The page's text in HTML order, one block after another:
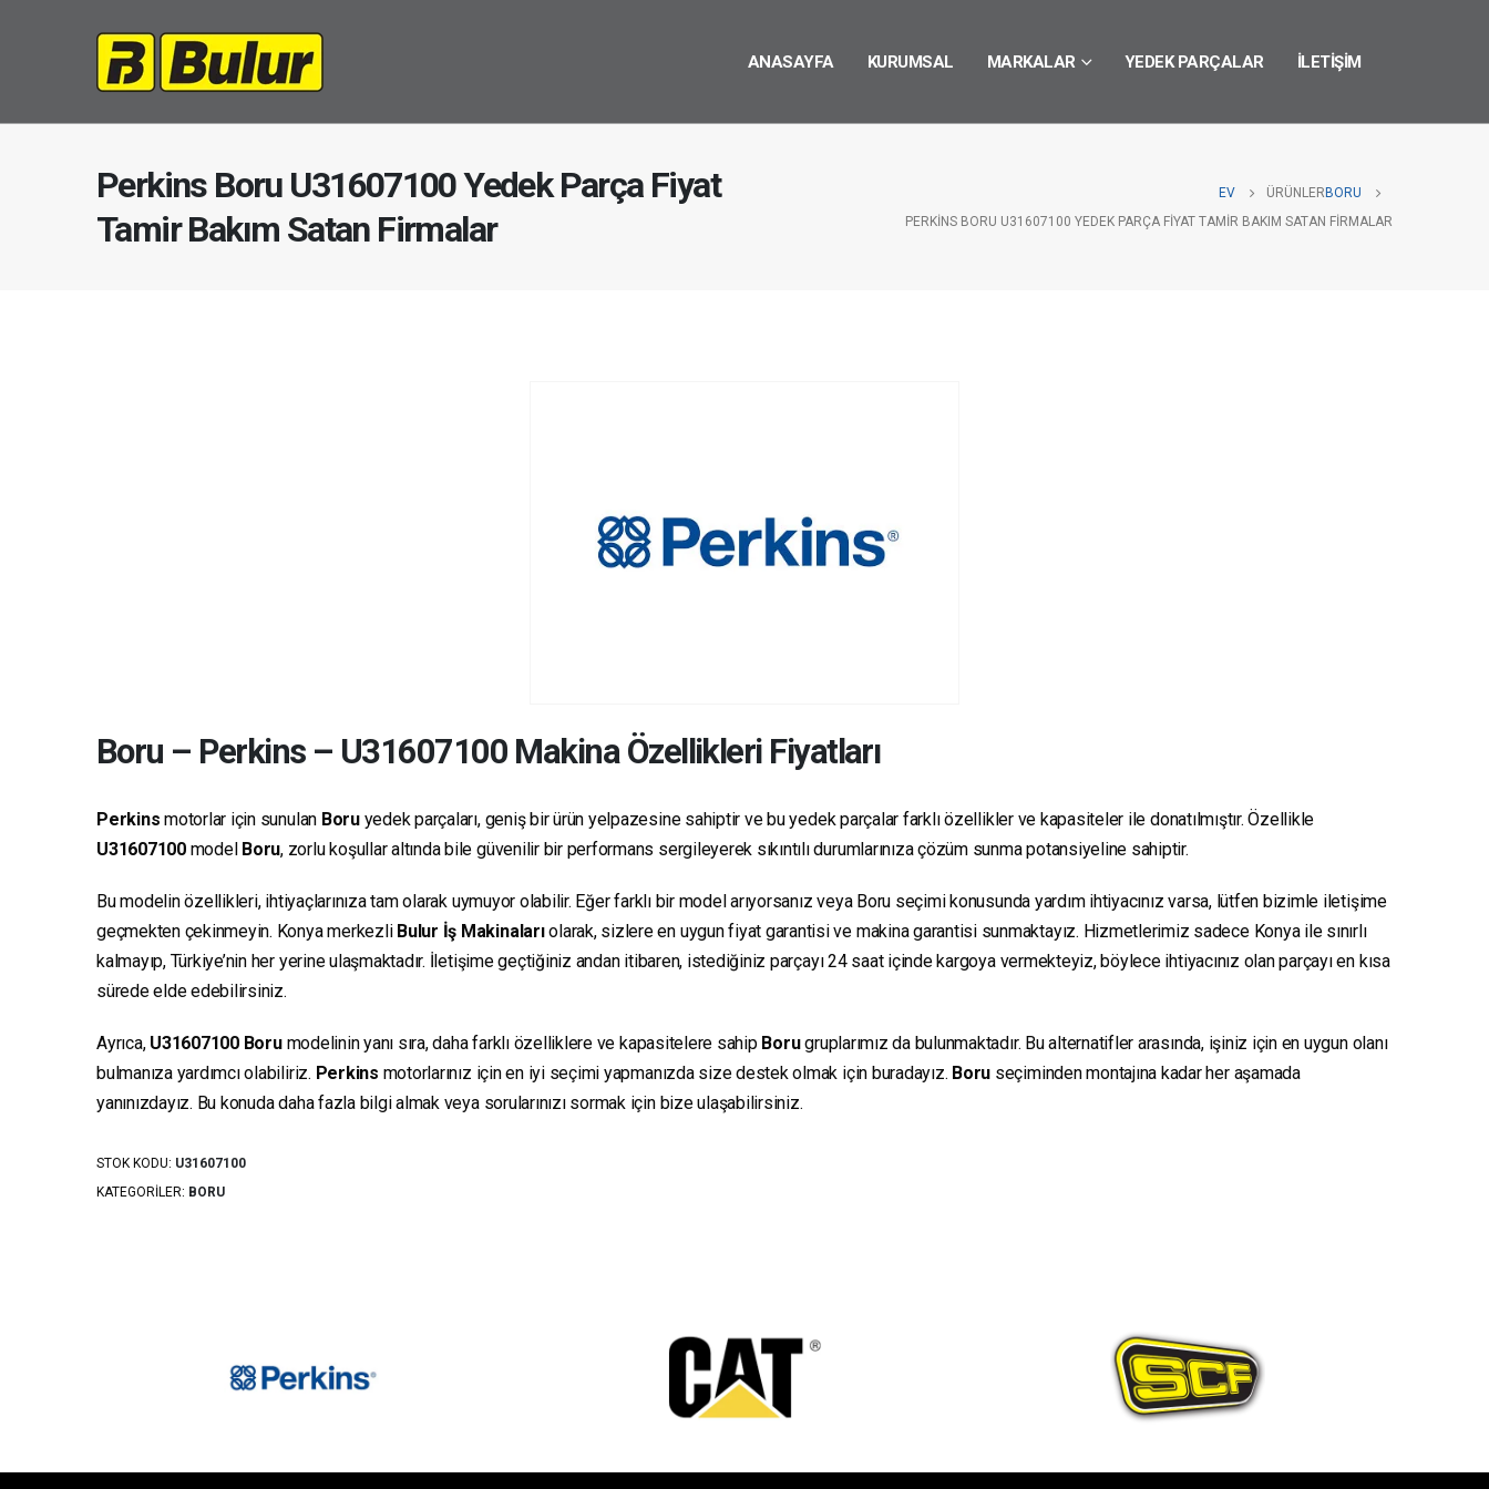
ANASAYFA KURUMSAL MARKALAR YEDEK PARÇALAR İLETIŞIM
Perkins Boru U31607100 Yedek Parça Fiyat
Tamir Bakım Satan Firmalar
EV ÜRÜNLER BORU
PERKINS BORU U31607100 YEDEK PARÇA FIYAT TAMIR BAKIM SATAN FIRMALAR
Boru – Perkins– U31607100 Makina Özellikleri Fiyatları
Perkins motorlar için sunulan Boruyedek parçaları, geniş bir ürün yelpazesine sahiptir ve bu yedek parçalar farklı özellikler ve kapasiteler ile donatılmıştır. Özellikle
U31607100model Boru, zorlu koşullar altında bile güvenilir bir performans sergileyerek sıkıntılı durumlarınıza çözüm sunma potansiyeline sahiptir.
Bu modelin özellikleri, ihtiyaçlarınıza tam olarak uymuyor olabilir. Eğer farklı bir model arıyorsanız veya Boru seçimi konusunda yardım ihtiyacınız varsa, lütfen bizimle iletişime
geçmekten çekinmeyin. Konya merkezli Bulur İş Makinalarıolarak, sizlere en uygun fiyat garantisi ve makina garantisi sunmaktayız. Hizmetlerimiz sadece Konya ile sınırlı
kalmayıp, Türkiye’nin her yerine ulaşmaktadır. İletişime geçtiğiniz andan itibaren, istediğiniz parçayı 24 saat içinde kargoya vermekteyiz, böylece ihtiyacınız olan parçayı en kısa
sürede elde edebilirsiniz.
Ayrıca, U31607100 Borumodelinin yanı sıra, daha farklı özelliklere ve kapasitelere sahip Borugruplarımız da bulunmaktadır. Bu alternatifler arasında, işiniz için en uygun olanı
bulmanıza yardımcı olabiliriz. Perkins motorlarınız için en iyi seçimi yapmanızda size destek olmak için buradayız. Boru seçiminden montajına kadar her aşamada
yanınızdayız. Bu konuda daha fazla bilgi almak veya sorularınızı sormak için bize ulaşabilirsiniz.
STOK KODU: U31607100
KATEGORILER: BORU